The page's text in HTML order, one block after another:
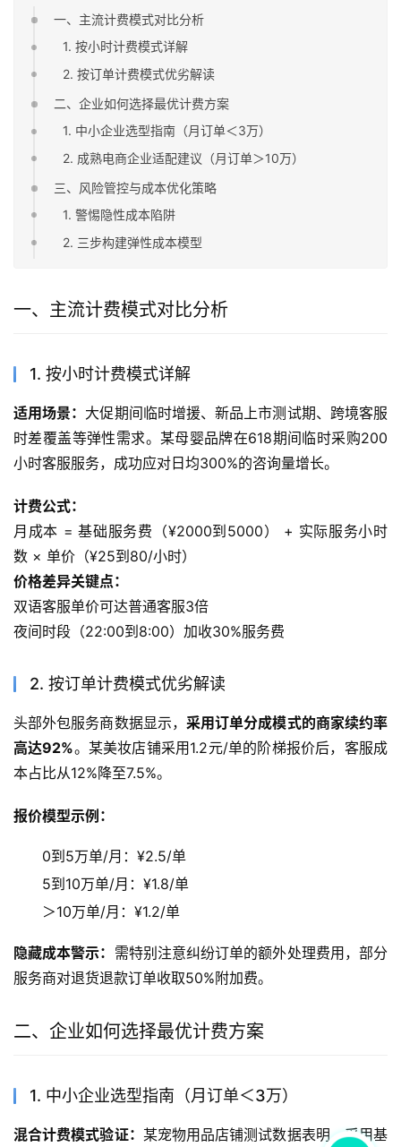
一、主流计费模式对比分析
1. 按小时计费模式详解
2. 按订单计费模式优劣解读
二、企业如何选择最优计费方案
1. 中小企业选型指南（月订单＜3万）
2. 成熟电商企业适配建议（月订单＞10万）
三、风险管控与成本优化策略
1. 警惕隐性成本陷阱
2. 三步构建弹性成本模型
一、主流计费模式对比分析
1. 按小时计费模式详解
适用场景： 大促期间临时增援、新品上市测试期、跨境客服
时差覆盖等弹性需求。某母婴品牌在618期间临时采购200
小时客服服务，成功应对日均300%的咨询量增长。
计费公式：
月成本 = 基础服务费（¥2000到5000） + 实际服务小时
数 × 单价（¥25到80/小时）
价格差异关键点：
双语客服单价可达普通客服3倍
夜间时段（22:00到8:00）加收30%服务费
2. 按订单计费模式优劣解读
头部外包服务商数据显示， 采用订单分成模式的商家续约率
高达92%。某美妆店铺采用1.2元/单的阶梯报价后，客服成
本占比从12%降至7.5%。
报价模型示例：
0到5万单/月：¥2.5/单
5到10万单/月：¥1.8/单
＞10万单/月：¥1.2/单
隐藏成本警示： 需特别注意纠纷订单的额外处理费用，部分
服务商对退货退款订单收取50%附加费。
二、企业如何选择最优计费方案
1. 中小企业选型指南（月订单＜3万）
混合计费模式验证： 某宠物用品店铺测试数据表明，采用基